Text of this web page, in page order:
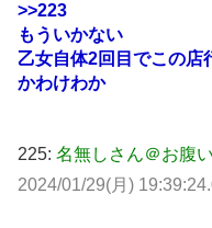
>>223
もういかない
乙女自体2回目でこの店
かわけわか
225: 名無しさん＠お腹
2024/01/29(月)